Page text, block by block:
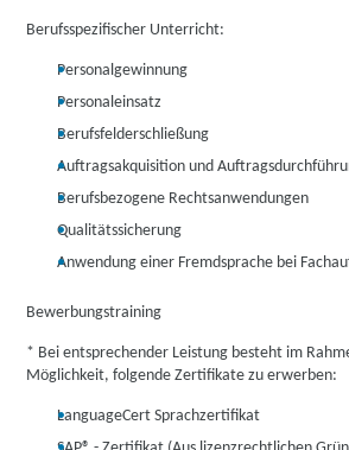
Berufsspezifischer Unterricht:
Personalgewinnung
Personaleinsatz
Berufsfelderschließung
Auftragsakquisition und
Berufsbezogene Rechtsanwendungen
Qualitätssicherung
Anwendung einer Fremdsprache bei
Bewerbungstraining
* Bei entsprechender Leistung besteht im
Möglichkeit, folgende Zertifikate zu erwerben:
LanguageCert Sprachzertifikat